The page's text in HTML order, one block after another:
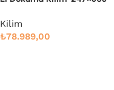
Kilim
₺71.914,00